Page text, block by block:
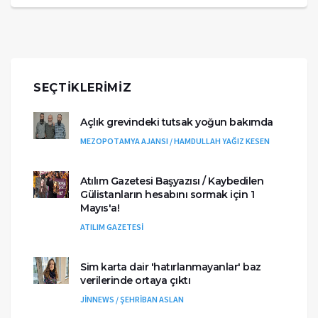
SEÇTIKLERIMIZ
Açlık grevindeki tutsak yoğun bakımda
MEZOPOTAMYA AJANSI / HAMDULLAH YAĞIZ KESEN
Atılım Gazetesi Başyazısı / Kaybedilen
Gülistanların hesabını sormak için 1
Mayıs'a!
ATILIM GAZETESİ
Sim karta dair 'hatırlanmayanlar' baz
verilerinde ortaya çıktı
JİNNEWS / ŞEHRİBAN ASLAN